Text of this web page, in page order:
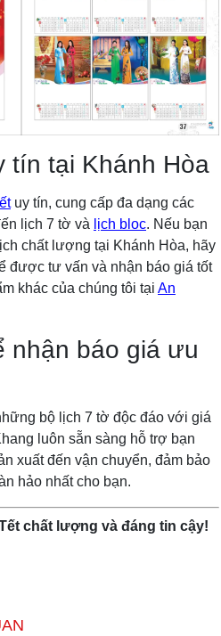
tín tại Khánh Hòa
uy tín, cung cấp đa dạng các
lịch 7 tờ và lịch bloc. Nếu bạn
chất lượng tại Khánh Hòa, hãy
được tư vấn và nhận báo giá tốt
khác của chúng tôi tại An
nhận báo giá ưu
bộ lịch 7 tờ độc đáo với giá
luôn sẵn sàng hỗ trợ bạn
xuất đến vận chuyển, đảm bảo
hảo nhất cho bạn.
chất lượng và đáng tin cậy!